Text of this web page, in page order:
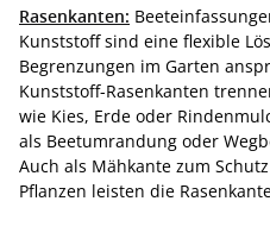
Rasenkanten:
Kunststoff sind eine flexible
Begrenzungen im Garten
Kunststoff-Rasenkanten
wie Kies, Erde oder
als Beetumrandung oder
Auch als Mähkante zum
Pflanzen leisten die